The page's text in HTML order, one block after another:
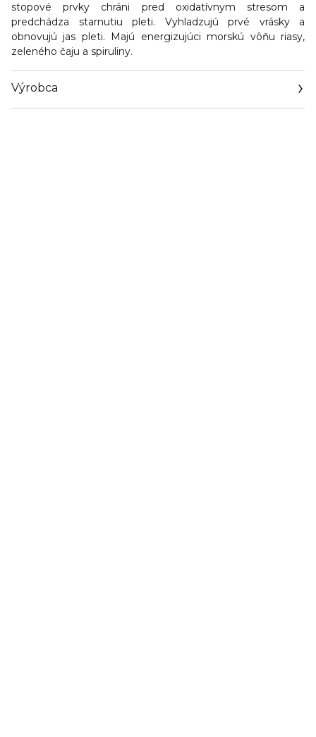
stopové prvky chráni pred oxidatívnym stresom a
predchádza starnutiu pleti. Vyhladzujú prvé vrásky a
obnovujú jas pleti. Majú energizujúci morskú vôňu riasy,
zeleného čaju a spiruliny.
Výrobca